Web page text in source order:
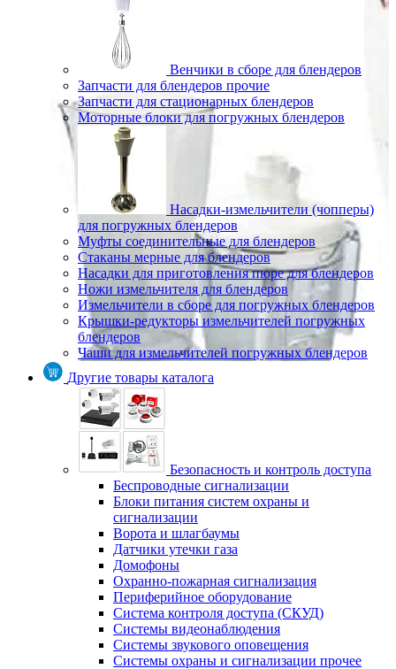
Венчики в сборе для блендеров
Запчасти для блендеров прочие
Запчасти для стационарных блендеров
Моторные блоки для погружных блендеров
Насадки-измельчители (чопперы)
для погружных блендеров
Муфты соединительные для блендеров
Стаканы мерные для блендеров
Насадки для приготовления пюре для блендеров
Ножи измельчителя для блендеров
Измельчители в сборе для погружных блендеров
Крышки-редукторы измельчителей погружных
блендеров
Чаши для измельчителей погружных блендеров
Другие товары каталога
Безопасность и контроль доступа
Беспроводные сигнализации
Блоки питания систем охраны и
сигнализации
Ворота и шлагбаумы
Датчики утечки газа
Домофоны
Охранно-пожарная сигнализация
Периферийное оборудование
Система контроля доступа (СКУД)
Системы видеонаблюдения
Системы звукового оповещения
Системы охраны и сигнализации прочее